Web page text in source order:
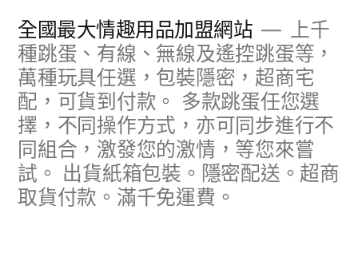
全國最大情趣用品加盟網站
上千
種跳蛋、有線、無線及遙控跳蛋等，
萬種玩具任選，包裝隱密，超商宅
配，可貨到付款。 多款跳蛋任您選
擇，不同操作方式，亦可同步進行不
同組合，激發您的激情，等您來嘗
試。 出貨紙箱包裝。隱密配送。超商
取貨付款。滿千免運費。